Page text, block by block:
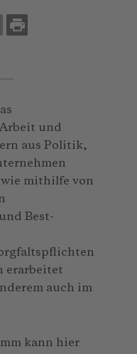
und
aus Politik,
mithilfe von
Best-
erarbeitet
auch im
kann hier